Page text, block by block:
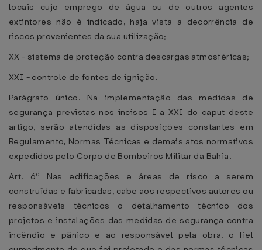
locais cujo emprego de água ou de outros agentes
extintores não é indicado, haja vista a decorrência de
riscos provenientes da sua utilização;
XX - sistema de proteção contra descargas atmosféricas;
XXI - controle de fontes de ignição.
Parágrafo único. Na implementação das medidas de
segurança previstas nos incisos I a XXI do caput deste
artigo, serão atendidas as disposições constantes em
Regulamento, Normas Técnicas e demais atos normativos
expedidos pelo Corpo de Bombeiros Militar da Bahia.
Art. 6º Nas edificações e áreas de risco a serem
construídas e fabricadas, cabe aos respectivos autores ou
responsáveis técnicos o detalhamento técnico dos
projetos e instalações das medidas de segurança contra
incêndio e pânico e ao responsável pela obra, o fiel